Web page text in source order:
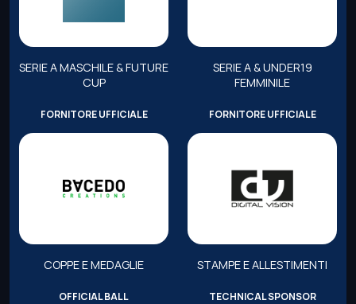
SERIE A MASCHILE & FUTURE
CUP
SERIE A & UNDER19
FEMMINILE
FORNITORE UFFICIALE
COPPE E MEDAGLIE
FORNITORE UFFICIALE
STAMPE E ALLESTIMENTI
OFFICIAL BALL TECHNICAL SPONSOR